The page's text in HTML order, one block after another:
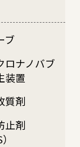
ブ
ロナノバブ
装置
質剤
止剤